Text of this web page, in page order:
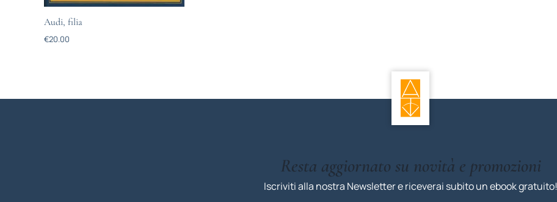
Audi, filia
€20.00
Resta aggiornato su novità e promozioni
Iscriviti alla nostra Newsletter e riceverai subito un ebook gratuito!